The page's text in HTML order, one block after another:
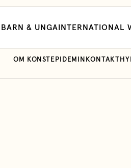
BARN & UNGA INTERNATIONAL
OM KONSTEPIDEMIN KONTAKT